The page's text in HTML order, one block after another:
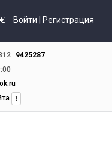
Войти | Регистрация
9425287